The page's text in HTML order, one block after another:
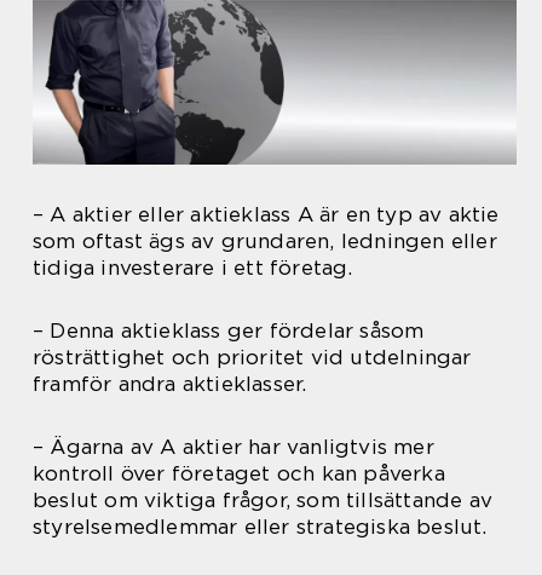
– A aktier eller aktieklass A är en typ av aktie
som oftast ägs av grundaren, ledningen eller
tidiga investerare i ett företag.
– Denna aktieklass ger fördelar såsom
rösträttighet och prioritet vid utdelningar
framför andra aktieklasser.
– Ägarna av A aktier har vanligtvis mer
kontroll över företaget och kan påverka
beslut om viktiga frågor, som tillsättande av
styrelsemedlemmar eller strategiska beslut.